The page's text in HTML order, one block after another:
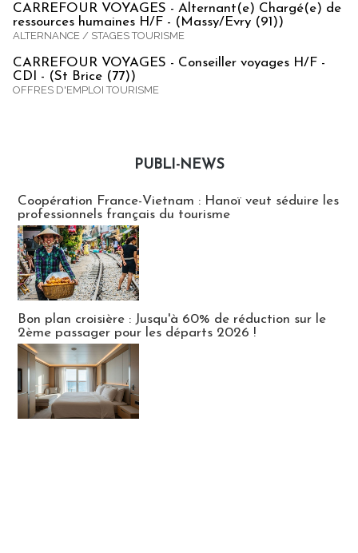
CARREFOUR VOYAGES - Alternant(e) Chargé(e) de
ressources humaines H/F - (Massy/Evry (91))
ALTERNANCE / STAGES TOURISME
CARREFOUR VOYAGES - Conseiller voyages H/F -
CDI - (St Brice (77))
OFFRES D'EMPLOI TOURISME
PUBLI-NEWS
Coopération France-Vietnam : Hanoï veut séduire les
professionnels français du tourisme
Bon plan croisière : Jusqu'à 60% de réduction sur le
2ème passager pour les départs 2026 !